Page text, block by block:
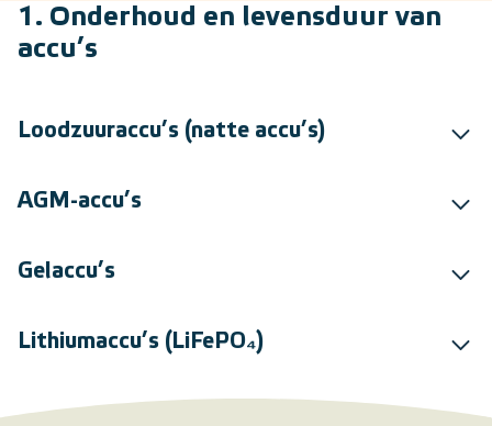
1. Onderhoud en levensduur van
accu’s
Loodzuuraccu’s (natte accu’s)
AGM-accu’s
Gelaccu’s
Lithiumaccu’s (LiFePO₄)